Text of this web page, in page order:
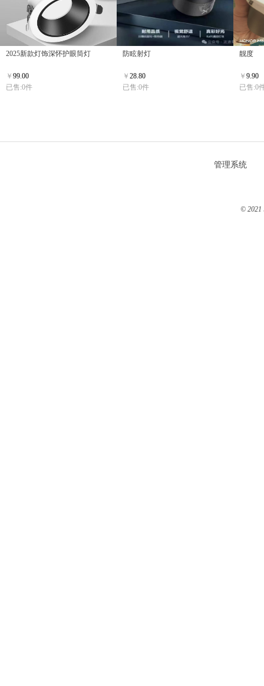
2025新款灯饰深怀护眼筒灯
￥ 99.00
已售:0件
防眩射灯
￥ 28.80
已售:0件
靓度
￥ 9.90
已售:0
管理系统
© 2021